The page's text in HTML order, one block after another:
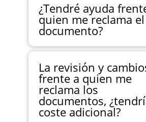
¿Tendré ayuda
quien me reclama el
documento?
La revisión y
frente a quien me
reclama los
documentos,
coste adicional?